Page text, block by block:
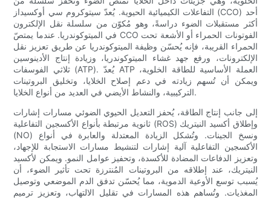
التفاعلات الكيميائية الحيوية. يُعدّ سيتوكروم سي أوكسيداز (CCO) أحد
أكثر مستقبلات الضوء دراسةً، وهو مُكوّن من سلسلة نقل الإلكترون
في الميتوكوندريا. عندما يمتصّ CCO الفوتونات الحمراء أو الأشعة تحت
الحمراء القريبة، فإنه يُحسّن وظيفة الميتوكوندريا عن طريق تعزيز نقل
الإلكترونات، ورفع جهد غشاء الميتوكوندريا، وزيادة إنتاج الأدينوسين
ثلاثي الفوسفات (ATP). يُعدّ ATP العملة الأساسية للطاقة الخلوية،
ويمكن أن تُسهم زيادته في دعم إصلاح الخلايا، وتخليق البروتينات
التركيبية، والنشاط الأيضي في العديد من أنواع الخلايا.
إلى جانب إنتاج الطاقة، يُحفز التعديل الحيوي الضوئي مسارات إشارات
ثانوية مرتبطة بأنواع الأكسجين التفاعلية (ROS) وإطلاق أكسيد النيتريك
(NO) ونسخ الجينات. وتُشكل الزيادة المعتدلة والعابرة في أنواع
الأكسجين التفاعلية آلية إشارات لتنشيط مسارات الاستجابة للإجهاد،
وتعزيز الدفاعات المضادة للأكسدة، وتحفيز عوامل النمو. ويمكن لأكسيد
النيتريك، عند إطلاقه من البروتينات المُنترزة تحت تأثير الضوء، أن
يُسبب توسع الأوعية الدموية، مما يُحسّن تدفق الدم الموضعي وتوصيل
المغذيات. وتُساهم هذه المسارات في تقليل الالتهاب، وتعزيز ترميم